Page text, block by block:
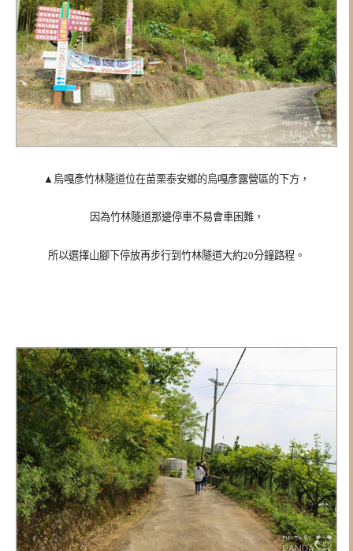
▲ 烏嘎彥竹林隧道位在苗栗泰安鄉的烏嘎彥露營區的下方，
因為竹林隧道那邊停車不易會車困難，
所以選擇山腳下停放再步行到竹林隧道大約20分鐘路程。